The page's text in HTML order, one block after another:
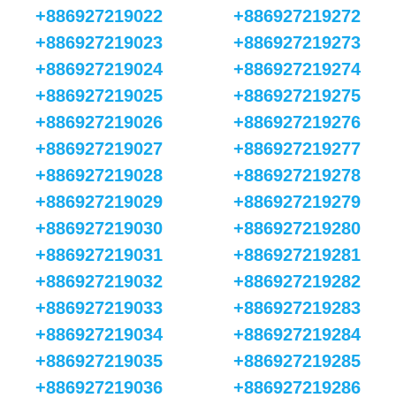
+886927219022
+886927219023
+886927219024
+886927219025
+886927219026
+886927219027
+886927219028
+886927219029
+886927219030
+886927219031
+886927219032
+886927219033
+886927219034
+886927219035
+886927219036
+886927219272
+886927219273
+886927219274
+886927219275
+886927219276
+886927219277
+886927219278
+886927219279
+886927219280
+886927219281
+886927219282
+886927219283
+886927219284
+886927219285
+886927219286